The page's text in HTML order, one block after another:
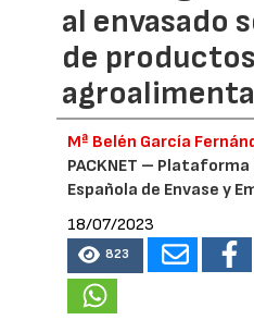
al envasado
de productos
Mª Belén García
PACKNET –
Española de Envase y
18/07/2023
823